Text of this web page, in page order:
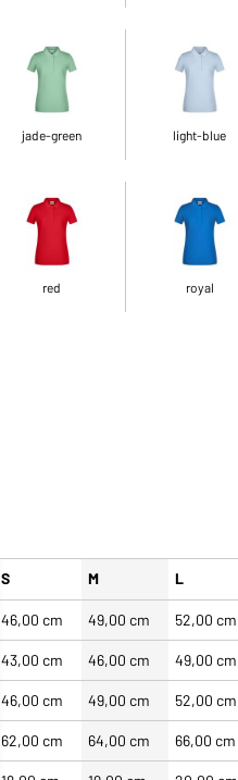
jade-green light-blue
red royal
S M L
46,00 cm 49,00 cm 52,00 cm
43,00 cm 46,00 cm 49,00 cm
46,00 cm 49,00 cm 52,00 cm
62,00 cm 64,00 cm 66,00 cm